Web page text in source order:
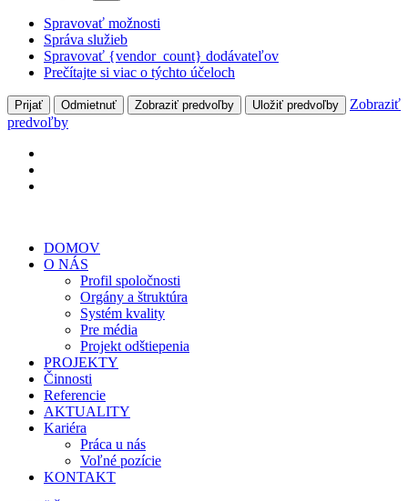
Spravovať možnosti
Správa služieb
Spravovať {vendor_count} dodávateľov
Prečítajte si viac o týchto účeloch
Prijať Odmietnuť Zobraziť predvoľby Uložiť predvoľby
Zobraziť
predvoľby
DOMOV
O NÁS
Profil spoločnosti
Orgány a štruktúra
Systém kvality
Pre média
Projekt odštiepenia
PROJEKTY
Činnosti
Referencie
AKTUALITY
Kariéra
Práca u nás
Voľné pozície
KONTAKT